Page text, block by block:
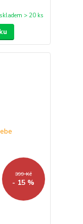
skladem > 20 ks
399 Kč
- 15 %